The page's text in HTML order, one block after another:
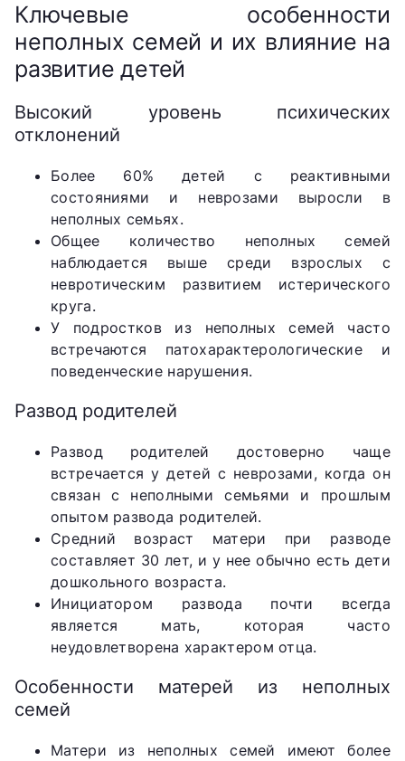
Ключевые особенности
неполных семей и их влияние на
развитие детей
Высокий уровень психических
отклонений
Более 60% детей с реактивными
состояниями и неврозами выросли в
неполных семьях.
Общее количество неполных семей
наблюдается выше среди взрослых с
невротическим развитием истерического
круга.
У подростков из неполных семей часто
встречаются патохарактерологические и
поведенческие нарушения.
Развод родителей
Развод родителей достоверно чаще
встречается у детей с неврозами, когда он
связан с неполными семьями и прошлым
опытом развода родителей.
Средний возраст матери при разводе
составляет 30 лет, и у нее обычно есть дети
дошкольного возраста.
Инициатором развода почти всегда
является мать, которая часто
неудовлетворена характером отца.
Особенности матерей из неполных
семей
Матери из неполных семей имеют более